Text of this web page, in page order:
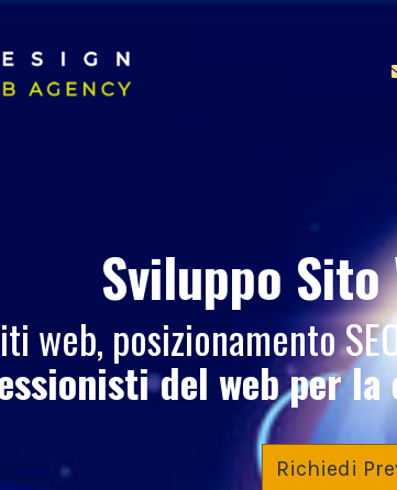
Sviluppo Sito
web, posizionamento
del web per
Richiedi